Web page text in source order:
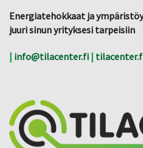
Energiatehokkaat ja
juuri sinun yrityksesi tarpeisiin
| info@tilacenter.fi |